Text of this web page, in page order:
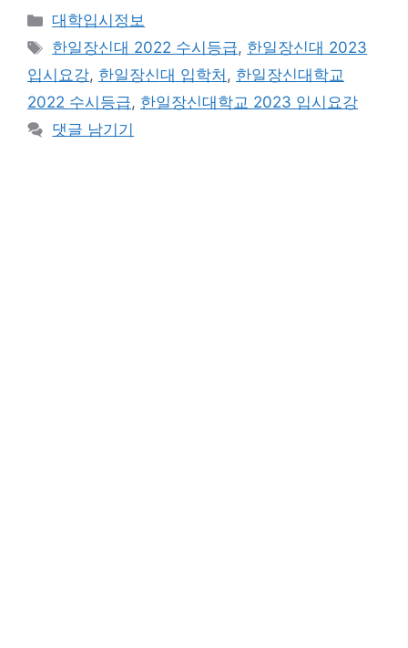
카
테
리
대학입시정보
태
그
한일장신대 2022 수시등급, 한일장신대 2023
입시요강, 한일장신대 입학처 , 한일장신대학교
2022 수시등급, 한일장신대학교 2023 입시요강
댓글 남기기